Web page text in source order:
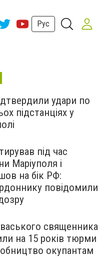
Рус
удари по
підстанціях у
під час
Маріуполя і
на бік РФ:
повідомили
священника
на 15 років тюрми
окупантам